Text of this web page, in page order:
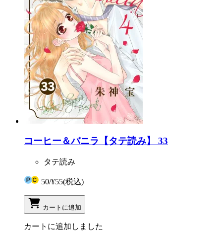
コーヒー＆バニラ【タテ読み】 33
タテ読み
50/¥55(税込)
カートに追加
カートに追加しました